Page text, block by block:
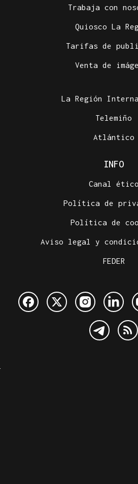
Trabaja con
Quiosco La
Tarifas de
Venta de
La Región
Telemiño
Atlántico
INFO
Canal ético
Política de
Política de
Aviso legal y
FEDER